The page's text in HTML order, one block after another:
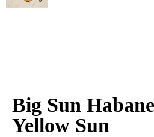
Big Sun
Yellow Sun